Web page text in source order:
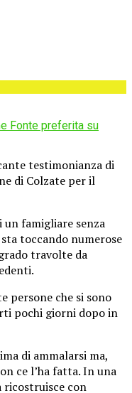
Fonte preferita su
testimonianza di
di Colzate per il
famigliare senza
toccando numerose
travolte da
persone che si sono
pochi giorni dopo in
di ammalarsi ma,
ce l’ha fatta. In una
ricostruisce con